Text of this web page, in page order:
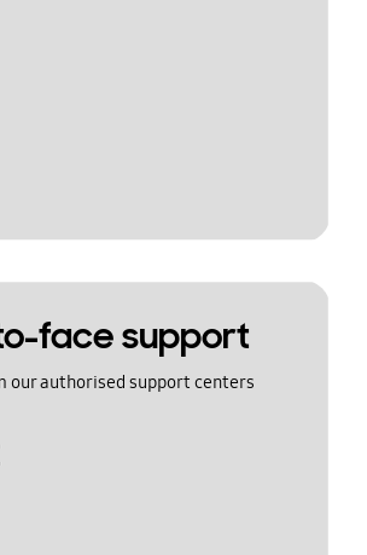
face support
our authorised support centers